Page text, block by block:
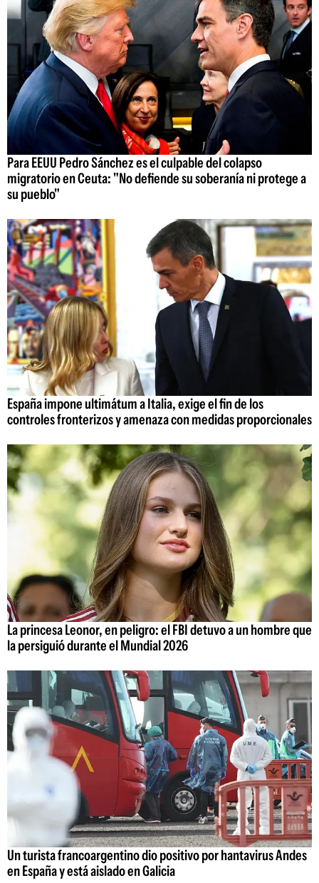
Para EEUU Pedro Sánchez es el culpable del colapso
migratorio en Ceuta: "No defiende su soberanía ni protege a
su pueblo"
España impone ultimátum a Italia, exige el fin de los
controles fronterizos y amenaza con medidas proporcionales
La princesa Leonor, en peligro: el FBI detuvo a un hombre que
la persiguió durante el Mundial 2026
Un turista francoargentino dio positivo por hantavirus Andes
en España y está aislado en Galicia